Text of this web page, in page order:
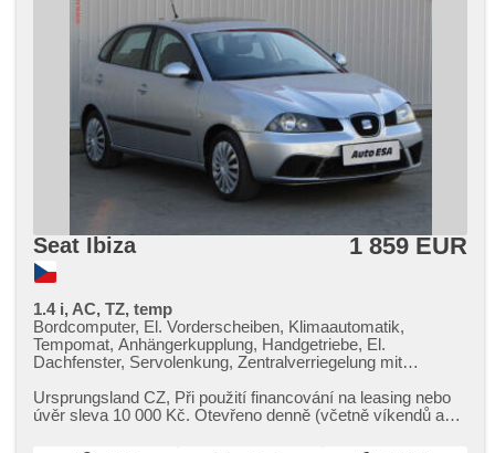
Seat Ibiza 1 859 EUR
1.4 i, AC, TZ, temp
Bordcomputer, El. Vorderscheiben, Klimaautomatik,
Tempomat, Anhängerkupplung, Handgetriebe, El.
Dachfenster, Servolenkung, Zentralverriegelung mit
(ESP), Nebelscheinwerfer, ABS,
Beifahrerairbagdeaktivierung, Wegfahrsperre, 4x Airbag
Ursprungsland CZ,​ Při použití financování na leasing nebo
úvěr sleva 10 000 Kč. Otevřeno denně (včetně víkendů a